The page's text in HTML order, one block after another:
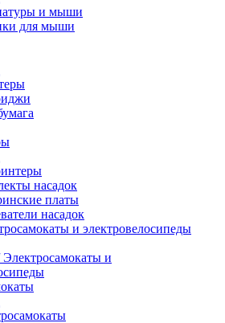
и мыши
для мыши
насадок
платы
насадок
и электровелосипеды
Электросамокаты и